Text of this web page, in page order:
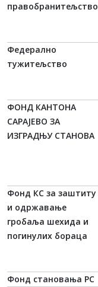
правобранитељство
Федерално
тужитељство
ФОНД КАНТОНА
САРАЈЕВО ЗА
ИЗГРАДЊУ СТАНОВА
Фонд КС за заштиту
и одржавање
гробаља шехида и
погинулих бораца
Фонд становања РС